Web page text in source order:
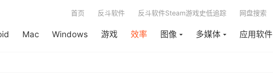
Mac Windows 游戏 效率 图像 多媒体 应用软件
首页 反斗软件 反斗软件Steam游戏史低追踪 网盘搜索